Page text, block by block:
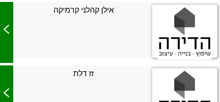
אילן קהלני קרמיקה
>
זז דלת
>